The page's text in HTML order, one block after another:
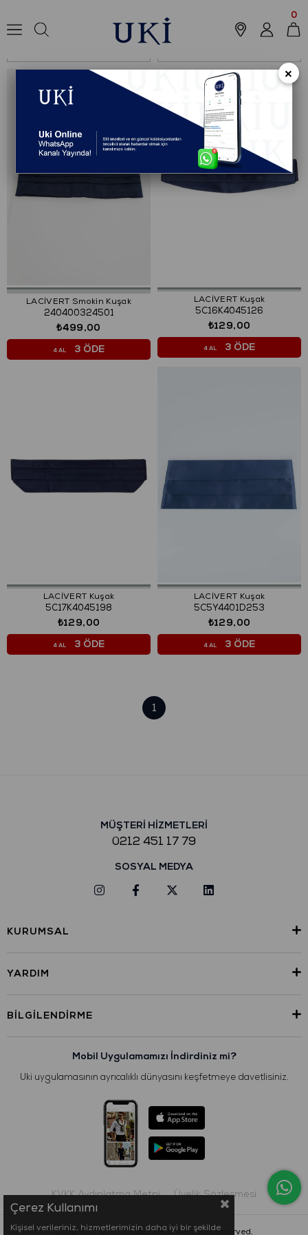
0
LACİVERT Smokin Kuşak
240400324501
₺499,00
4 AL 3 ÖDE
LACİVERT Kuşak
5C16K4045126
₺129,00
4 AL 3 ÖDE
LACİVERT Kuşak
5C17K4045198
₺129,00
4 AL 3 ÖDE
LACİVERT Kuşak
5C5Y4401D253
₺129,00
4 AL 3 ÖDE
1
MÜŞTERİ HİZMETLERİ
0212 451 17 79
SOSYAL MEDYA
KURUMSAL
YARDIM
BILGILENDIRME
Mobil Uygulamamızı İndirdiniz mi?
Uki uygulamasının ayrıcalıklı dünyasını keşfetmeye davetlisiniz.
KVKK Aydınlatma Metni Üyelik Sözleşmesi
Copyright © 2022uki.com.trAll rights reserved.
Çerez Kullanımı
Kişisel verileriniz, hizmetlerimizin daha iyi bir şekilde
×